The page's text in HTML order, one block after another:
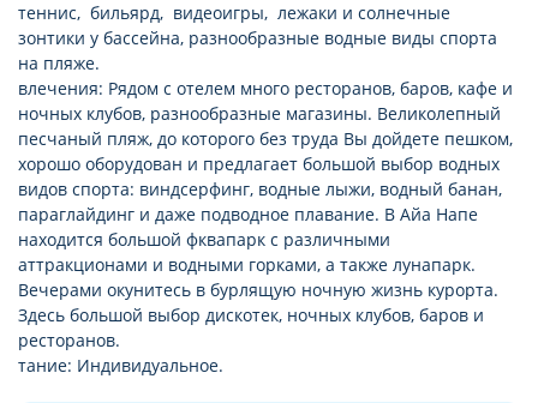
теннис, бильярд, видеоигры, лежаки и солнечные
зонтики у бассейна, разнообразные водные виды спорта
на пляже.
влечения: Рядом с отелем много ресторанов, баров, кафе и
ночных клубов, разнообразные магазины. Великолепный
песчаный пляж, до которого без труда Вы дойдете пешком,
хорошо оборудован и предлагает большой выбор водных
видов спорта: виндсерфинг, водные лыжи, водный банан,
параглайдинг и даже подводное плавание. В Айа Напе
находится большой фквапарк с различными
аттракционами и водными горками, а также лунапарк.
Вечерами окунитесь в бурлящую ночную жизнь курорта.
Здесь большой выбор дискотек, ночных клубов, баров и
ресторанов.
тание: Индивидуальное.